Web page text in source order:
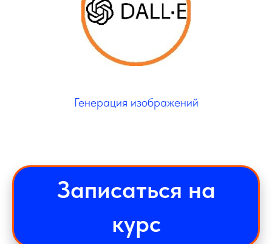
Генерация изображений
Записаться на
курс